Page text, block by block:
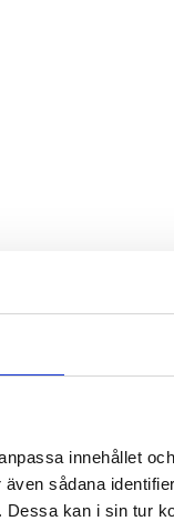
innehållet
sådana
kan i sin tur